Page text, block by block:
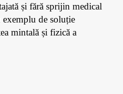
și fără sprijin medical
exemplu de soluție
mintală și fizică a